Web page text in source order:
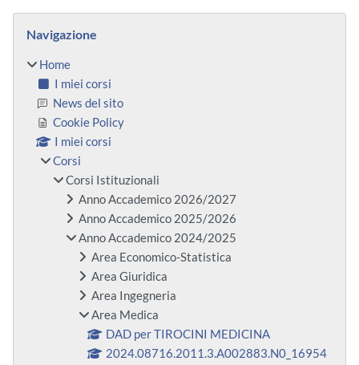
Blocchi
Navigazione
Home
I miei corsi
News del sito
Cookie Policy
I miei corsi
Corsi
Corsi Istituzionali
Anno Accademico 2026/2027
Anno Accademico 2025/2026
Anno Accademico 2024/2025
Area Economico-Statistica
Area Giuridica
Area Ingegneria
Area Medica
DAD per TIROCINI MEDICINA
2024.08716.2011.3.A002883.N0_16954